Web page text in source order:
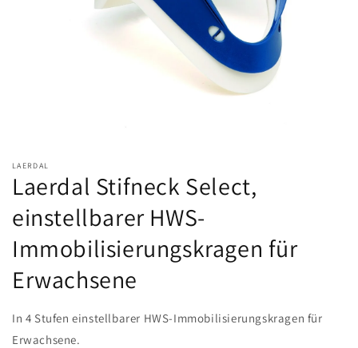
LAERDAL
Laerdal Stifneck Select,
einstellbarer HWS-
Immobilisierungskragen für
Erwachsene
In 4 Stufen einstellbarer HWS-Immobilisierungskragen für
Erwachsene.